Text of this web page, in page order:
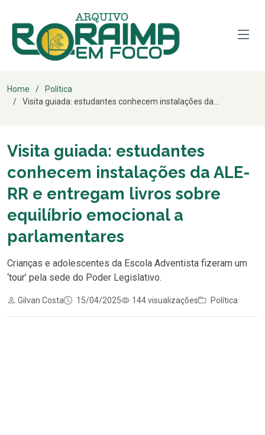
Home
Política
Visita guiada: estudantes conhecem instalações da...
Visita guiada: estudantes
conhecem instalações da ALE-
RR e entregam livros sobre
equilíbrio emocional a
parlamentares
Crianças e adolescentes da Escola Adventista fizeram um
‘tour’ pela sede do Poder Legislativo.
Gilvan Costa 15/04/2025 144 visualizações Política